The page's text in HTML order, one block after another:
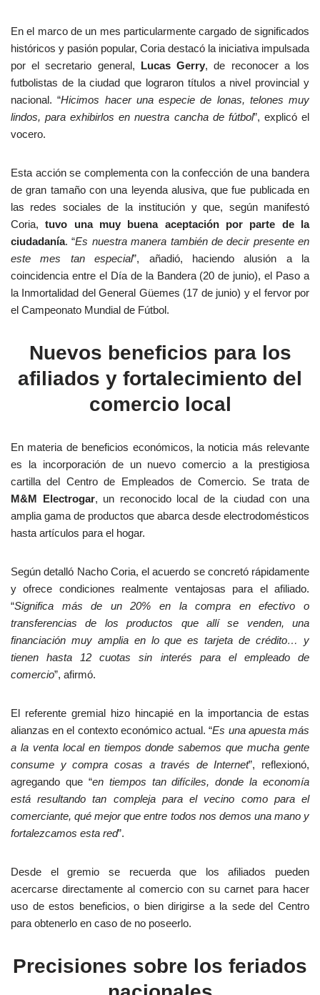
En el marco de un mes particularmente cargado de significados
históricos y pasión popular, Coria destacó la iniciativa impulsada
por el secretario general, Lucas Gerry, de reconocer a los
futbolistas de la ciudad que lograron títulos a nivel provincial y
nacional. “Hicimos hacer una especie de lonas, telones muy
lindos, para exhibirlos en nuestra cancha de fútbol”, explicó el
vocero.
Esta acción se complementa con la confección de una bandera
de gran tamaño con una leyenda alusiva, que fue publicada en
las redes sociales de la institución y que, según manifestó
Coria,tuvo una muy buena aceptación por parte de la
ciudadanía. “Es nuestra manera también de decir presente en
este mes tan especial”, añadió, haciendo alusión a la
coincidencia entre el Día de la Bandera (20 de junio), el Paso a
la Inmortalidad del General Güemes (17 de junio) y el fervor por
el Campeonato Mundial de Fútbol.
Nuevos beneficios para los
afiliados y fortalecimiento del
comercio local
En materia de beneficios económicos, la noticia más relevante
es la incorporación de un nuevo comercio a la prestigiosa
cartilla del Centro de Empleados de Comercio. Se trata de
M&M Electrogar, un reconocido local de la ciudad con una
amplia gama de productos que abarca desde electrodomésticos
hasta artículos para el hogar.
Según detalló Nacho Coria, el acuerdo se concretó rápidamente
y ofrece condiciones realmente ventajosas para el afiliado.
“Significa más de un 20% en la compra en efectivo o
transferencias de los productos que allí se venden, una
financiación muy amplia en lo que es tarjeta de crédito… y
tienen hasta 12 cuotas sin interés para el empleado de
comercio”, afirmó.
El referente gremial hizo hincapié en la importancia de estas
alianzas en el contexto económico actual. “Es una apuesta más
a la venta local en tiempos donde sabemos que mucha gente
consume y compra cosas a través de Internet”, reflexionó,
agregando que “en tiempos tan difíciles, donde la economía
está resultando tan compleja para el vecino como para el
comerciante, qué mejor que entre todos nos demos una mano y
fortalezcamos esta red”.
Desde el gremio se recuerda que los afiliados pueden
acercarse directamente al comercio con su carnet para hacer
uso de estos beneficios, o bien dirigirse a la sede del Centro
para obtenerlo en caso de no poseerlo.
Precisiones sobre los feriados